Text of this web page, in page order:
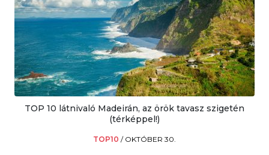
TOP 10 látnivaló Madeirán, az örök tavasz szigetén
(térképpel!)
TOP10 / OKTÓBER 30.